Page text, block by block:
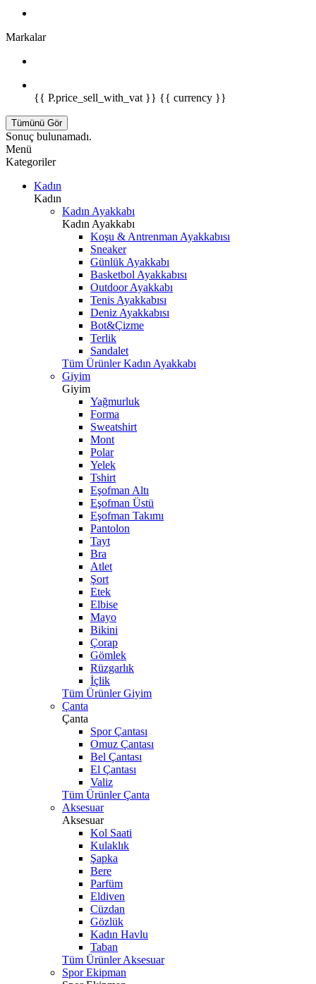
Markalar
{{ P.price_sell_with_vat }} {{ currency }}
Tümünü Gör
Sonuç bulunamadı.
Menü
Kategoriler
Kadın
Kadın
Kadın Ayakkabı
Kadın Ayakkabı
Koşu & Antrenman Ayakkabısı
Sneaker
Günlük Ayakkabı
Basketbol Ayakkabısı
Outdoor Ayakkabı
Tenis Ayakkabısı
Deniz Ayakkabısı
Bot&Çizme
Terlik
Sandalet
Tüm Ürünler Kadın Ayakkabı
Giyim
Giyim
Yağmurluk
Forma
Sweatshirt
Mont
Polar
Yelek
Tshirt
Eşofman Altı
Eşofman Üstü
Eşofman Takımı
Pantolon
Tayt
Bra
Atlet
Şort
Etek
Elbise
Mayo
Bikini
Çorap
Gömlek
Rüzgarlık
İçlik
Tüm Ürünler Giyim
Çanta
Çanta
Spor Çantası
Omuz Çantası
Bel Çantası
El Çantası
Valiz
Tüm Ürünler Çanta
Aksesuar
Aksesuar
Kol Saati
Kulaklık
Şapka
Bere
Parfüm
Eldiven
Cüzdan
Gözlük
Kadın Havlu
Taban
Tüm Ürünler Aksesuar
Spor Ekipman